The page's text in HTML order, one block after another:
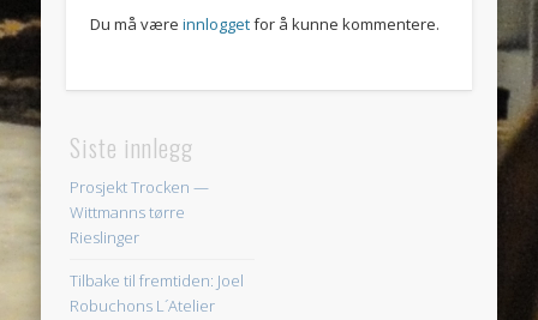
Du må væreinnloggetfor å kunne kommentere.
Siste innlegg
Prosjekt Trocken —
Wittmanns tørre
Rieslinger
Tilbake til fremtiden: Joel
Robuchons L´Atelier